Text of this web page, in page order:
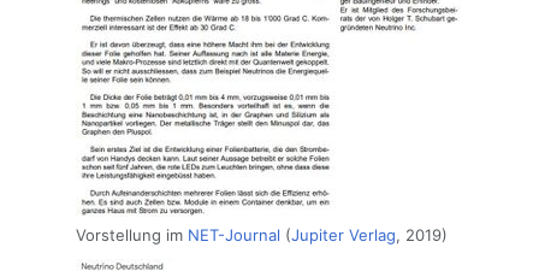
Vorstellung im NET-Journal (Jupiter Verlag, 2019)